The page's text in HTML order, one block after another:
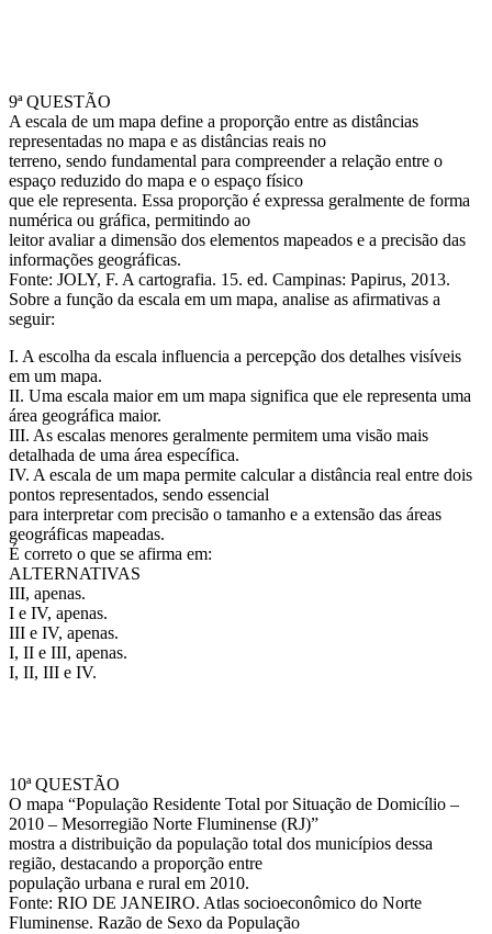
9ª QUESTÃO
A escala de um mapa define a proporção entre as distâncias
representadas no mapa e as distâncias reais no
terreno, sendo fundamental para compreender a relação entre o
espaço reduzido do mapa e o espaço físico
que ele representa. Essa proporção é expressa geralmente de forma
numérica ou gráfica, permitindo ao
leitor avaliar a dimensão dos elementos mapeados e a precisão das
informações geográficas.
Fonte: JOLY, F. A cartografia. 15. ed. Campinas: Papirus, 2013.
Sobre a função da escala em um mapa, analise as afirmativas a
seguir:
I. A escolha da escala influencia a percepção dos detalhes visíveis
em um mapa.
II. Uma escala maior em um mapa significa que ele representa uma
área geográfica maior.
III. As escalas menores geralmente permitem uma visão mais
detalhada de uma área específica.
IV. A escala de um mapa permite calcular a distância real entre dois
pontos representados, sendo essencial
para interpretar com precisão o tamanho e a extensão das áreas
geográficas mapeadas.
É correto o que se afirma em:
ALTERNATIVAS
III, apenas.
I e IV, apenas.
III e IV, apenas.
I, II e III, apenas.
I, II, III e IV.
10ª QUESTÃO
O mapa “População Residente Total por Situação de Domicílio –
2010 – Mesorregião Norte Fluminense (RJ)”
mostra a distribuição da população total dos municípios dessa
região, destacando a proporção entre
população urbana e rural em 2010.
Fonte: RIO DE JANEIRO. Atlas socioeconômico do Norte
Fluminense. Razão de Sexo da População